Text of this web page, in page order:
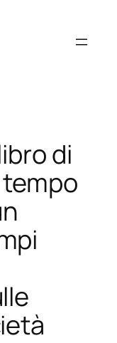
di
tempo